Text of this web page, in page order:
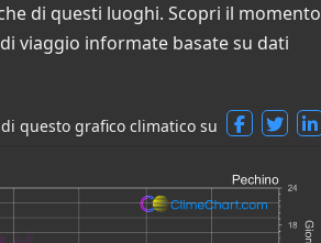
di questi luoghi. Scopri il momento
viaggio informate basate su dati
questo grafico climatico su